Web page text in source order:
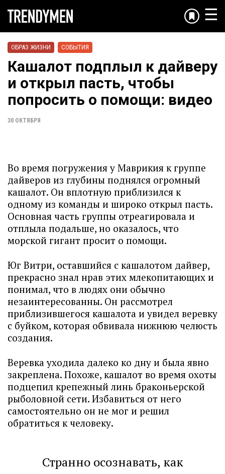
☰
ОБРАЗ ЖИЗНИ СОБЫТИЯ
Кашалот подплыл к дайверу
и открыл пасть, чтобы
попросить о помощи: видео
30 ОКТЯБРЯ
Во время погружения у Маврикия к группе
дайверов из глубины поднялся огромный
кашалот. Он вплотную приблизился к
одному из команды и широко открыл пасть.
Основная часть группы отреагировала и
отплыла подальше, но оказалось, что
морской гигант просит о помощи.
Юг Витри, оставшийся с кашалотом дайвер,
прекрасно знал нрав этих млекопитающих и
понимал, что в людях они обычно
незаинтересованны. Он рассмотрел
приблизившегося кашалота и увидел веревку
с буйком, которая обвивала нижнюю челюсть
создания.
Веревка уходила далеко ко дну и была явно
закреплена. Похоже, кашалот во время охоты
подцепил крепежный линь браконьерской
рыболовной сети. Избавиться от него
самостоятельно он не мог и решил
обратиться к человеку.
Странно осознавать, как